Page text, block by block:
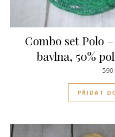
Combo set Polo
bavlna, 50%
590
PŘIDAT